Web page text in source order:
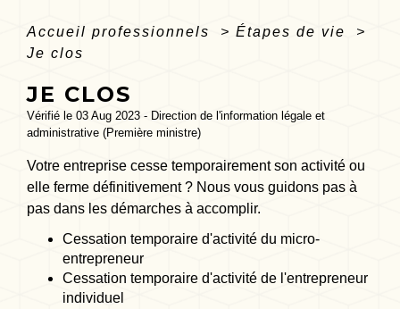
Accueil professionnels > Étapes de vie
>
Je clos
JE CLOS
Vérifié le 03 Aug 2023 - Direction de l'information légale et
administrative (Première ministre)
Votre entreprise cesse temporairement son activité ou
elle ferme définitivement ? Nous vous guidons pas à
pas dans les démarches à accomplir.
Cessation temporaire d'activité du micro-
entrepreneur
Cessation temporaire d'activité de l'entrepreneur
individuel